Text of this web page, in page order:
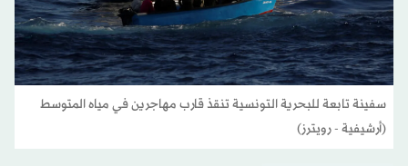
سفينة تابعة للبحرية التونسية تنقذ قارب مهاجرين في مياه المتوسط
(أرشيفية - رويترز)